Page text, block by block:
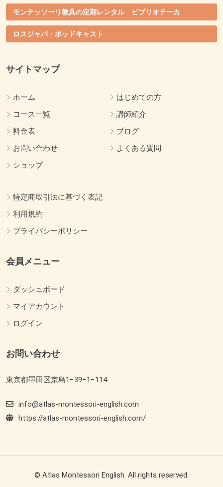
モンテッソーリ教具の定期レンタル ビブリオテーカ
ロスジャパ・ポッドキャスト
サイトマップ
ホーム
はじめての方
コース一覧
講師紹介
料金表
ブログ
お問い合わせ
よくある質問
ショップ
特定商取引法に基づく表記
利用規約
プライバシーポリシー
会員メニュー
ダッシュボード
マイアカウント
ログイン
お問い合わせ
東京都墨田区京島1−39−1−114
info@atlas-montessori-english.com
https://atlas-montessori-english.com/
© Atlas Montessori English. All rights reserved.